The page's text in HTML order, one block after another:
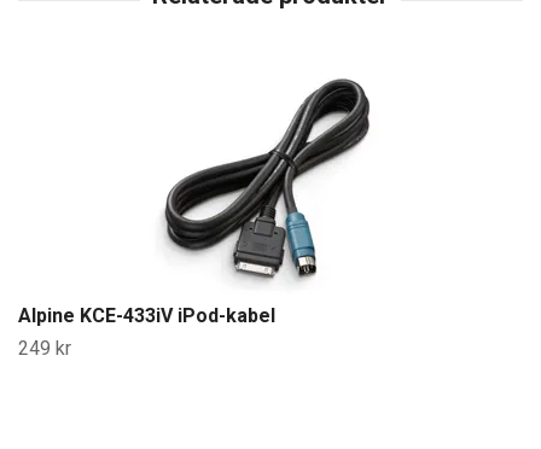
Alpine KCE-433iV iPod-kabel
249 kr